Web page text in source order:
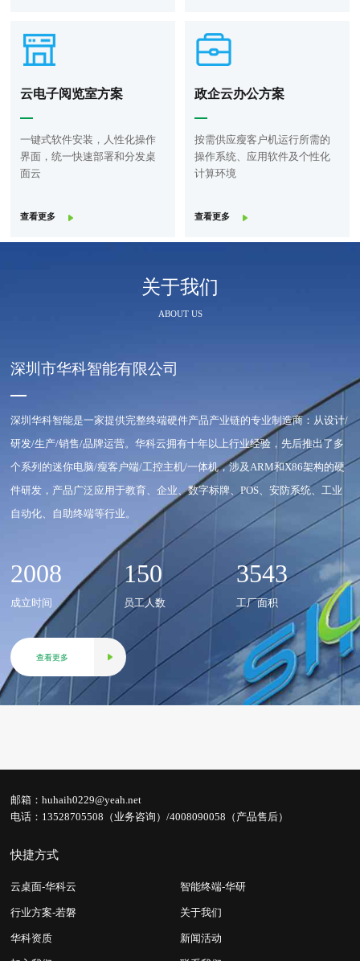
云电子阅览室方案
一键式软件安装，人性化操作
界面，统一快速部署和分发桌
面云
查看更多
政企云办公方案
按需供应瘦客户机运行所需的
操作系统、应用软件及个性化
计算环境
查看更多
关于我们
ABOUT US
深圳市华科智能有限公司
深圳华科智能是一家提供完整终端硬件产品产业链的专业制造商：从设计/
研发/生产/销售/品牌运营。华科云拥有十年以上行业经验，先后推出了多
个系列的迷你电脑/瘦客户端/工控主机/一体机，涉及ARM和X86架构的硬
件研发，产品广泛应用于教育、企业、数字标牌、POS、安防系统、工业
自动化、自助终端等行业。
查看更多
2008
成立时间
150
员工人数
3543
工厂面积
邮箱： huhaih0229@yeah.net
电话： 13528705508（业务咨询）/4008090058（产品售后）
快捷方式
云桌面-华科云 智能终端-华研
行业方案-若磐 关于我们
华科资质 新闻活动
×
立即联系